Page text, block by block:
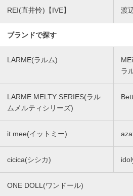
REI(直井怜)【IVE】 渡
ブランドで探す
LARME(ラルム)
ラ
LARME MELTY SERIES(ラル
ムメルティシリーズ)
it mee(イットミー)
cicica(シシカ)
ONE DOLL(ワンドール)